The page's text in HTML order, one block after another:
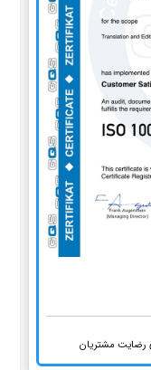
رضایت مشتریان